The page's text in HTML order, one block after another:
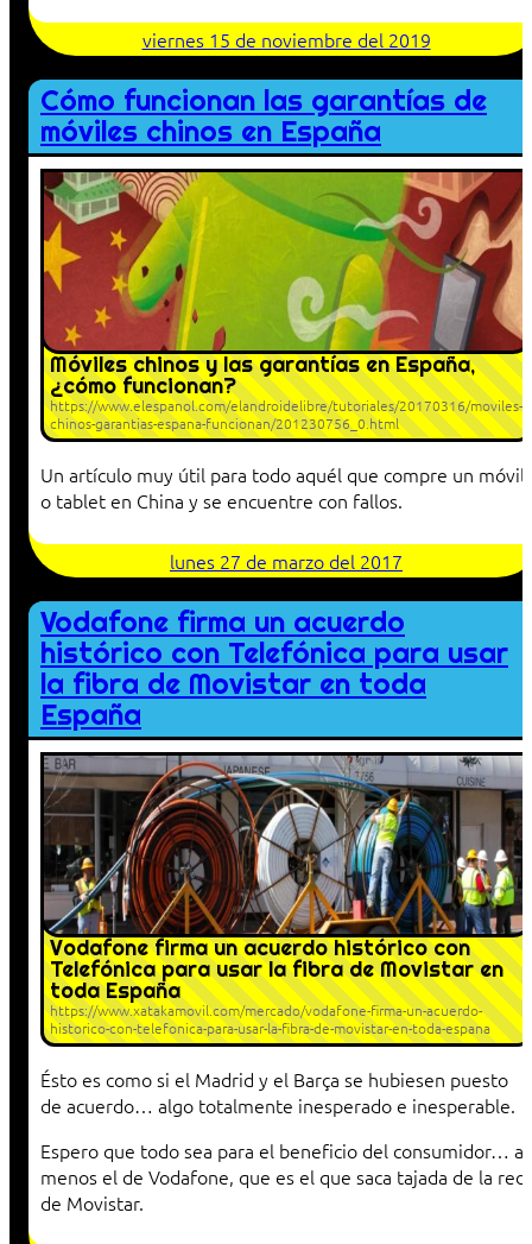
viernes 15 de noviembre del 2019
Cómo funcionan las garantías de
móviles chinos en España
Móviles chinos y las garantías en España,
¿cómo funcionan?
https://www.elespanol.com/elandroidelibre/tutoriales/20170316/moviles-
chinos-garantias-espana-funcionan/201230756_0.html
Un artículo muy útil para todo aquél que compre un móvil
o tablet en China y se encuentre con fallos.
lunes 27 de marzo del 2017
Vodafone firma un acuerdo
histórico con Telefónica para usar
la fibra de Movistar en toda
España
Vodafone firma un acuerdo histórico con
Telefónica para usar la fibra de Movistar en
toda España
https://www.xatakamovil.com/mercado/vodafone-firma-un-acuerdo-
historico-con-telefonica-para-usar-la-fibra-de-movistar-en-toda-espana
Ésto es como si el Madrid y el Barça se hubiesen puesto
de acuerdo… algo totalmente inesperado e inesperable.
Espero que todo sea para el beneficio del consumidor… al
menos el de Vodafone, que es el que saca tajada de la red
de Movistar.